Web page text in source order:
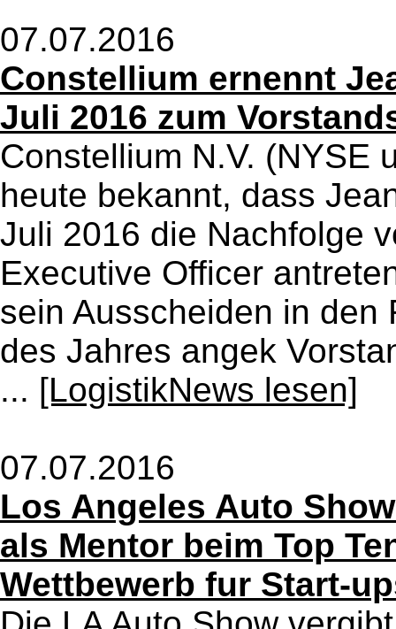
07.07.2016
Constellium ernennt
Juli 2016 zum
Constellium N.V. (NYSE
heute bekannt, dass
Juli 2016 die Nachfolge
Executive Officer
sein Ausscheiden in den
des Jahres angek
... [LogistikNews lesen]
07.07.2016
Los Angeles Auto
als Mentor beim Top
Wettbewerb fur Start-